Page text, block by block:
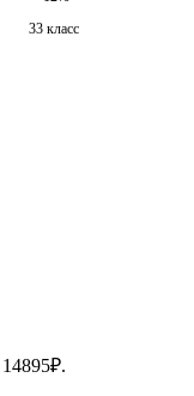
33 класс